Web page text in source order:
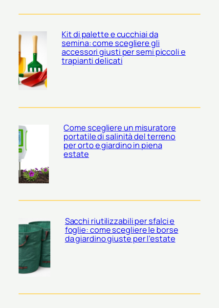
Kit di palette e cucchiai da
semina: come scegliere gli
accessori giusti per semi piccoli e
trapianti delicati
Come scegliere un misuratore
portatile di salinità del terreno
per orto e giardino in piena
estate
Sacchi riutilizzabili per sfalci e
foglie: come scegliere le borse
da giardino giuste per l’estate